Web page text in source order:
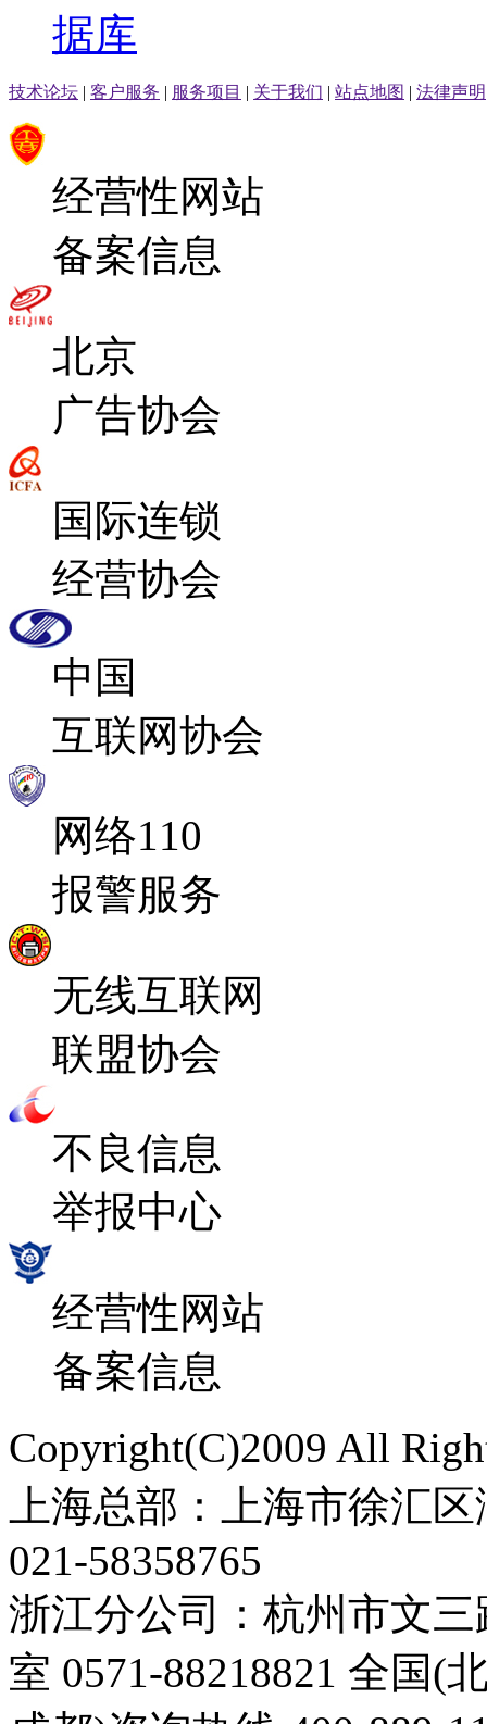
据库
技术论坛 | 客户服务 | 服务项目 | 关于我们 | 站点地图 | 法律声明
经营性网站
备案信息
北京
广告协会
国际连锁
经营协会
中国
互联网协会
网络110
报警服务
无线互联网
联盟协会
不良信息
举报中心
经营性网站
备案信息
Copyright(C)2009 All
上海总部：上海市徐汇
021-58358765
浙江分公司：杭州市文
室 0571-88218821 全国(